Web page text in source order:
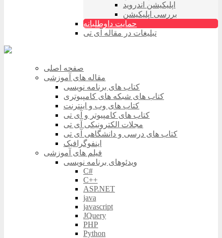
اپلیکیشن اندروید
بررسی اپلیکیشن
حمایت داوطلبانه
تبلیغات در مقاله آی تی
صفحه اصلی
مقاله های آموزشی
کتاب های برنامه نویسی
کتاب های شبکه های کامپیوتری
کتاب های وب و اینترنت
کتاب های کامپیوتر و آی تی
مجلات الکترونیکی آی تی
کتاب های درسی و دانشگاهی آی تی
اینفوگرافیک
فیلم های آموزشی
ویدئوهای برنامه نویسی
C#
C++
ASP.NET
java
javascript
JQuery
PHP
Python